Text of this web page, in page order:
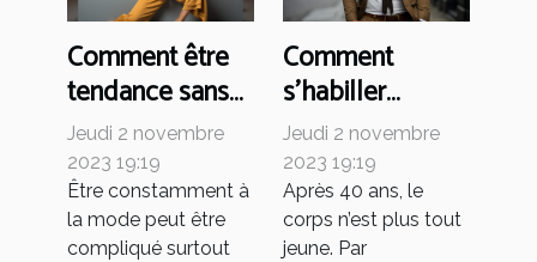
Comment être
tendance sans
se ruiner ?
Jeudi 2 novembre
2023 19:19
Être constamment à
la mode peut être
compliqué surtout
Comment
s’habiller
élégamment à
40 ans ?
Jeudi 2 novembre
2023 19:19
Après 40 ans, le
corps n’est plus tout
jeune. Par